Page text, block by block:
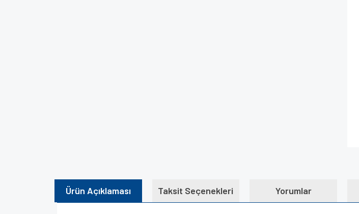
Ürün Açıklaması Taksit Seçenekleri Yorumlar